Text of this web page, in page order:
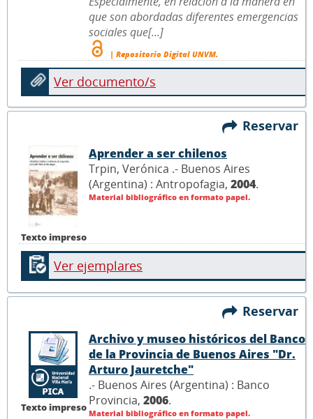
que son abordadas diferentes emergencias
sociales que[...]
| Repositorio Digital UNVM.
Ver documento/s
Reservar
Texto impreso
Aprender a ser chilenos
Trpin, Verónica .- Buenos Aires
(Argentina) : Antropofagia, 2004.
Material bibliográfico en formato papel.
Ver ejemplares
Reservar
Texto impreso
Archivo y museo históricos del Banco
de la Provincia de Buenos Aires "Dr.
Arturo Jauretche"
.- Buenos Aires (Argentina) : Banco
Provincia, 2006.
Material bibliográfico en formato papel.